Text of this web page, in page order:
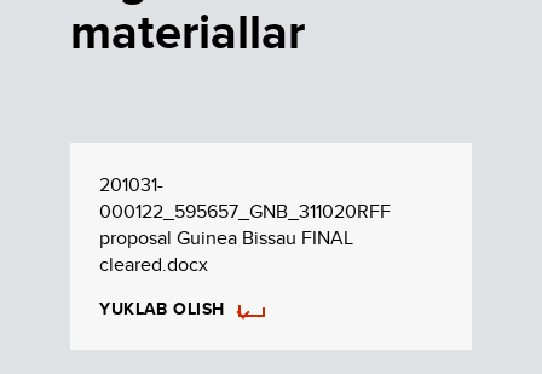
materiallar
201031-
000122_595657_GNB_311020RFF
proposal Guinea Bissau FINAL
cleared.docx
YUKLAB OLISH